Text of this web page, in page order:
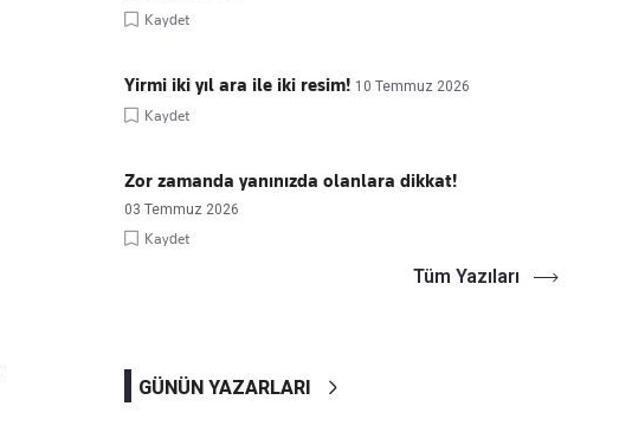
Kaydet
Yirmi iki yıl ara ile iki resim! 10 Temmuz 2026
Kaydet
Zor zamanda yanınızda olanlara dikkat!
03 Temmuz 2026
Kaydet
Tüm Yazıları
GÜNÜN YAZARLARI